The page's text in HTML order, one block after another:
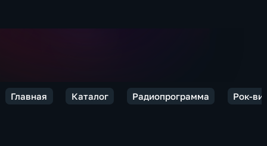
Главная Каталог Радиопрограмма Рок-